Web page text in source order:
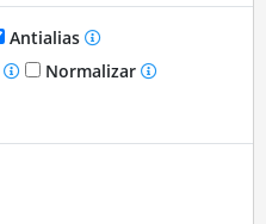
Antialias
Normalizar